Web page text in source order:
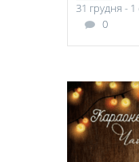
31 грудня - 1
0